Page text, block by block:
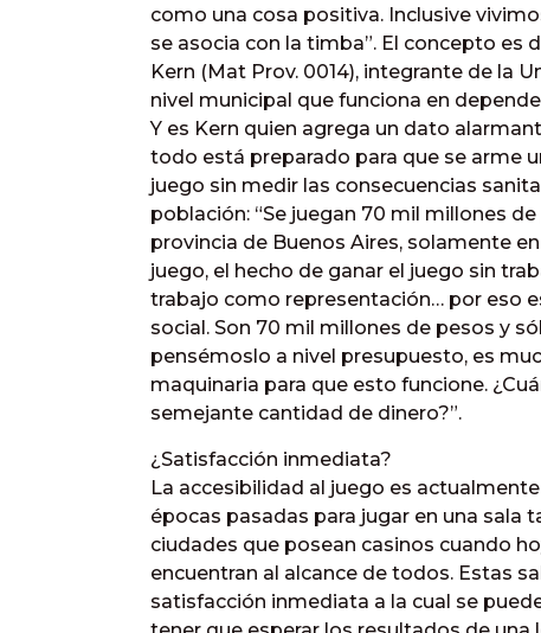
como una cosa positiva. Inclusive
se asocia con la timba”. El concepto es
Kern (Mat Prov. 0014), integrante de la
nivel municipal que funciona en
Y es Kern quien agrega un dato
todo está preparado para que se arme
juego sin medir las consecuencias
población: “Se juegan 70 mil millones
provincia de Buenos Aires, solamente
juego, el hecho de ganar el juego sin
trabajo como representación… por eso
social. Son 70 mil millones de pesos y
pensémoslo a nivel presupuesto, es
maquinaria para que esto funcione.
semejante cantidad de dinero?”.
¿Satisfacción inmediata?
La accesibilidad al juego es
épocas pasadas para jugar en una sala
ciudades que posean casinos cuando
encuentran al alcance de todos. Estas
satisfacción inmediata a la cual se